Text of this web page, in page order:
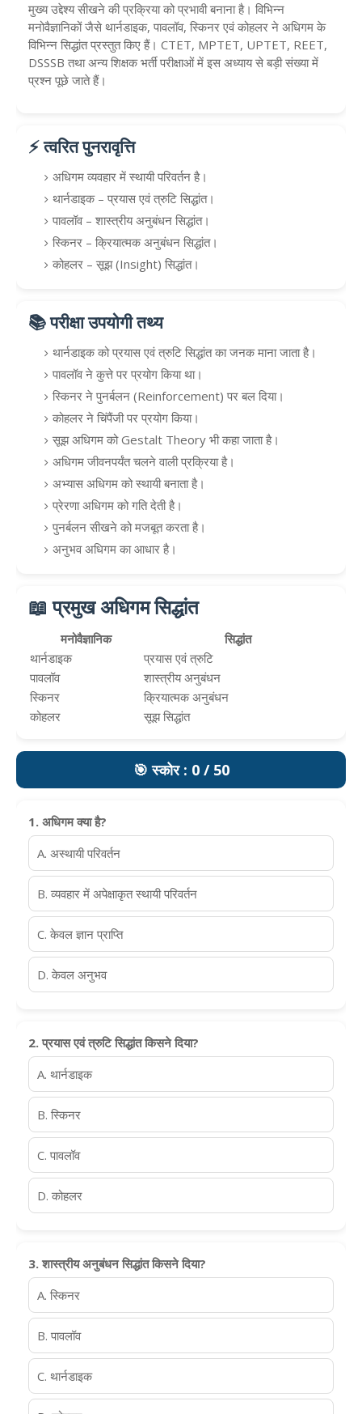
मुख्य उद्देश्य सीखने की प्रक्रिया को प्रभावी बनाना है। विभिन्न
मनोवैज्ञानिकों जैसे थार्नडाइक, पावलॉव, स्किनर एवं कोहलर ने अधिगम के
विभिन्न सिद्धांत प्रस्तुत किए हैं। CTET, MPTET, UPTET, REET,
DSSSB तथा अन्य शिक्षक भर्ती परीक्षाओं में इस अध्याय से बड़ी संख्या में
प्रश्न पूछे जाते हैं।
⚡ त्वरित पुनरावृत्ति
अधिगम व्यवहार में स्थायी परिवर्तन है।
थार्नडाइक – प्रयास एवं त्रुटि सिद्धांत।
पावलॉव – शास्त्रीय अनुबंधन सिद्धांत।
स्किनर – क्रियात्मक अनुबंधन सिद्धांत।
कोहलर – सूझ (Insight) सिद्धांत।
📚 परीक्षा उपयोगी तथ्य
थार्नडाइक को प्रयास एवं त्रुटि सिद्धांत का जनक माना जाता है।
पावलॉव ने कुत्ते पर प्रयोग किया था।
स्किनर ने पुनर्बलन (Reinforcement) पर बल दिया।
कोहलर ने चिंपैंजी पर प्रयोग किया।
सूझ अधिगम को Gestalt Theory भी कहा जाता है।
अधिगम जीवनपर्यंत चलने वाली प्रक्रिया है।
अभ्यास अधिगम को स्थायी बनाता है।
प्रेरणा अधिगम को गति देती है।
पुनर्बलन सीखने को मजबूत करता है।
अनुभव अधिगम का आधार है।
📖 प्रमुख अधिगम सिद्धांत
मनोवैज्ञानिक
सिद्धांत
थार्नडाइक
प्रयास एवं त्रुटि
पावलॉव
शास्त्रीय अनुबंधन
स्किनर
क्रियात्मक अनुबंधन
कोहलर
सूझ सिद्धांत
🎯 स्कोर : 0 / 50
1. अधिगम क्या है?
A. अस्थायी परिवर्तन
B. व्यवहार में अपेक्षाकृत स्थायी परिवर्तन
C. केवल ज्ञान प्राप्ति
D. केवल अनुभव
2. प्रयास एवं त्रुटि सिद्धांत किसने दिया?
A. थार्नडाइक
B. स्किनर
C. पावलॉव
D. कोहलर
3. शास्त्रीय अनुबंधन सिद्धांत किसने दिया?
A. स्किनर
B. पावलॉव
C. थार्नडाइक